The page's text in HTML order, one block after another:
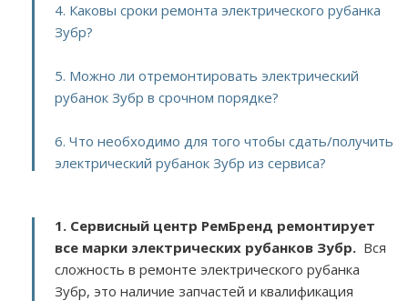
4. Каковы сроки ремонта электрического рубанка
Зубр?
5. Можно ли отремонтировать электрический
рубанок Зубр в срочном порядке?
6. Что необходимо для того чтобы сдать/получить
электрический рубанок Зубр из сервиса?
1. Сервисный центр РемБренд ремонтирует
все марки электрических рубанков Зубр. Вся
сложность в ремонте электрического рубанка
Зубр, это наличие запчастей и квалификация